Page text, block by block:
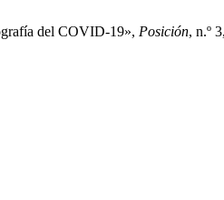
del COVID-19», Posición, n.º